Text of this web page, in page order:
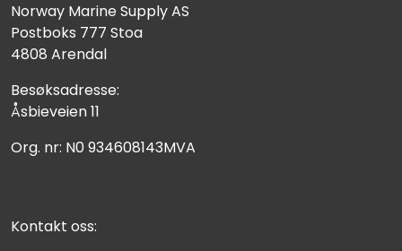
Norway Marine Supply AS
Postboks 777 Stoa
4808 Arendal
Besøksadresse:
Åsbieveien 11
Org. nr: N0 934608143MVA
Kontakt oss: